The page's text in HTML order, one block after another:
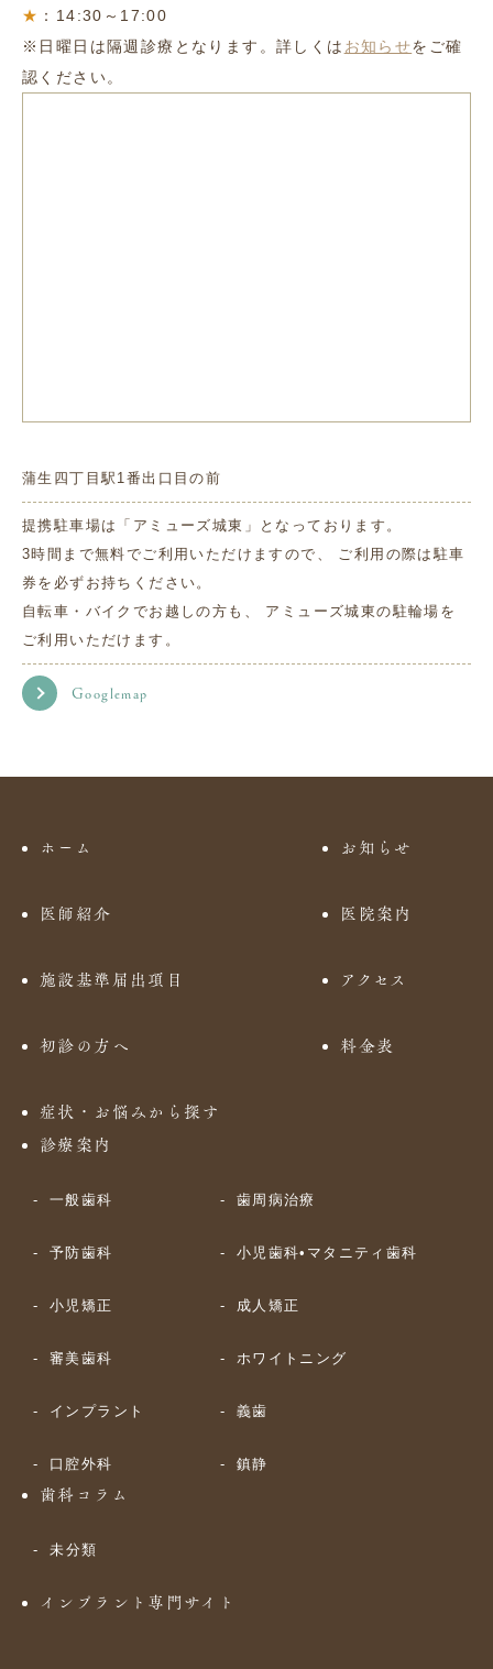
★ ：14:30～17:00
※日曜日は隔週診療となります。詳しくは お知らせをご確
認ください。
蒲生四丁目駅1番出口目の前
提携駐車場は「アミューズ城東」となっております。
3時間まで無料でご利用いただけますので、 ご利用の際は駐車
券を必ずお持ちください。
自転車・バイクでお越しの方も、 アミューズ城東の駐輪場を
ご利用いただけます。
Googlemap
ホーム お知らせ
医師紹介 医院案内
施設基準届出項目 アクセス
初診の方へ 料金表
症状・お悩みから探す
診療案内
一般歯科 歯周病治療
予防歯科 小児歯科•マタニティ歯科
小児矯正 成人矯正
審美歯科 ホワイトニング
インプラント 義歯
口腔外科 鎮静
歯科コラム
未分類
インプラント専門サイト